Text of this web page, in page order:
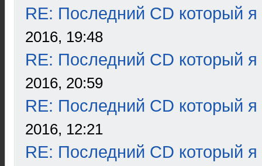
RE: Последний CD который я
2016, 19:48
RE: Последний CD который я
2016, 20:59
RE: Последний CD который я
2016, 12:21
RE: Последний CD который я